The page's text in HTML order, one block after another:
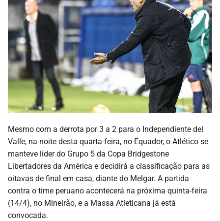
Mesmo com a derrota por 3 a 2 para o Independiente del
Valle, na noite desta quarta-feira, no Equador, o Atlético se
manteve líder do Grupo 5 da Copa Bridgestone
Libertadores da América e decidirá a classificação para as
oitavas de final em casa, diante do Melgar. A partida
contra o time peruano acontecerá na próxima quinta-feira
(14/4), no Mineirão, e a Massa Atleticana já está
convocada.